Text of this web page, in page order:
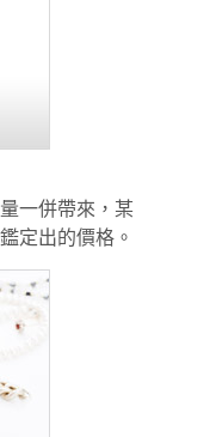
一併帶來，某
定出的價格。